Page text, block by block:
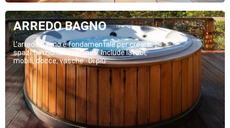
ARREDO BAGNO
L’arredo bagno è fondamentale per creare
spazi funzionali e raffinati. Include lavabi,
mobili, docce, vasche...Di più